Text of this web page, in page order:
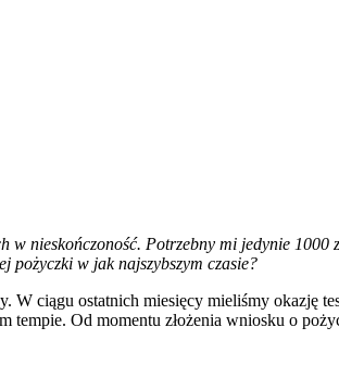
nieskończoność. Potrzebny mi jedynie 1000
pożyczki w jak najszybszym czasie?
W ciągu ostatnich miesięcy mieliśmy okazję
Od momentu złożenia wniosku o